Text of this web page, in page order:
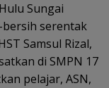
Sungai
bersih serentak
Samsul Rizal,
di SMPN 17
pelajar, ASN,